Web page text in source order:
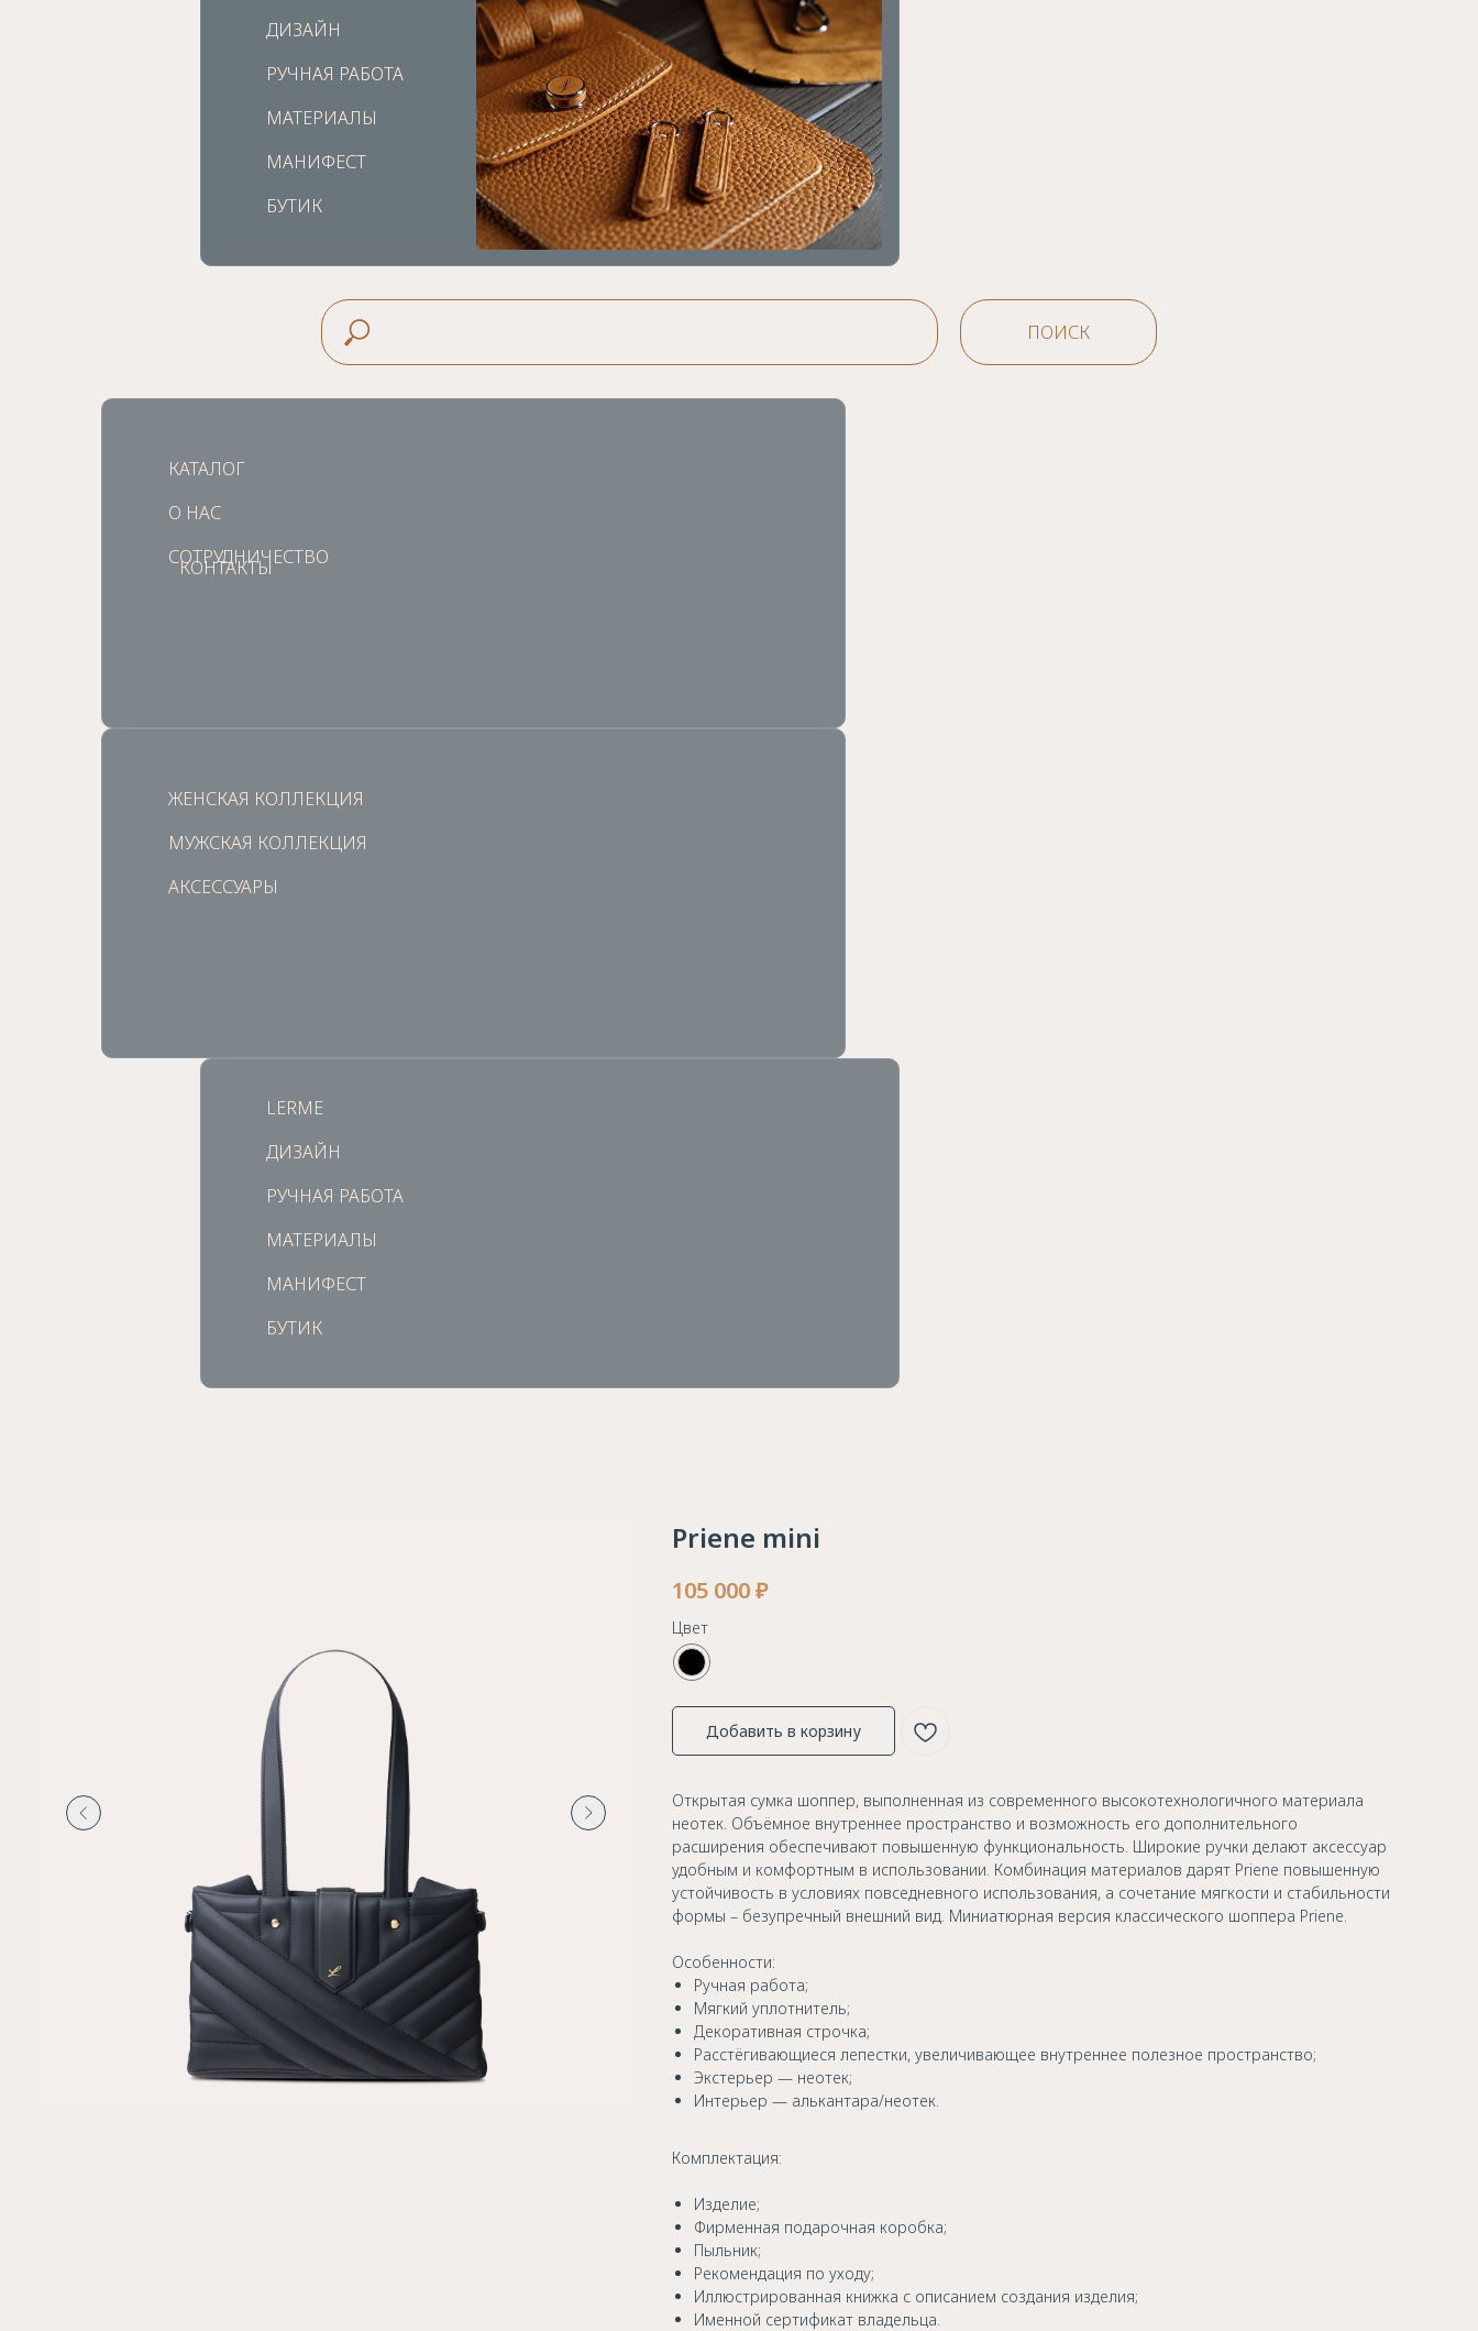
ДИЗАЙН
ДИЗАЙН
РУЧНАЯ РАБОТА
РУЧНАЯ РАБОТА
МАТЕРИАЛЫ
МАТЕРИАЛЫ
МАНИФЕСТ
МАНИФЕСТ
БУТИК
БУТИК
ПОИСК
КАТАЛОГ
КАТАЛОГ
О НАС
О НАС
СОТРУДНИЧЕСТВО
СОТРУДНИЧЕСТВО
КОНТАКТЫ
КОНТАКТЫ
ЖЕНСКАЯ КОЛЛЕКЦИЯ
ЖЕНСКАЯ КОЛЛЕКЦИЯ
МУЖСКАЯ КОЛЛЕКЦИЯ
МУЖСКАЯ КОЛЛЕКЦИЯ
АКСЕССУАРЫ
АКСЕССУАРЫ
LERME
LERME
ДИЗАЙН
ДИЗАЙН
РУЧНАЯ РАБОТА
РУЧНАЯ РАБОТА
МАТЕРИАЛЫ
МАТЕРИАЛЫ
МАНИФЕСТ
МАНИФЕСТ
БУТИК
БУТИК
Priene mini
105 000₽
Цвет
Добавить в корзину
Открытая сумка шоппер, выполненная из современного высокотехнологичного материала
неотек. Объёмное внутреннее пространство и возможность его дополнительного
расширения обеспечивают повышенную функциональность. Широкие ручки делают аксессуар
удобным и комфортным в использовании. Комбинация материалов дарят Priene повышенную
устойчивость в условиях повседневного использования, а сочетание мягкости и стабильности
формы – безупречный внешний вид. Миниатюрная версия классического шоппера Priene.
Особенности:
Ручная работа;
Мягкий уплотнитель;
Декоративная строчка;
Расстёгивающиеся лепестки, увеличивающее внутреннее полезное пространство;
Экстерьер — неотек;
Интерьер — алькантара/неотек.
Комплектация:
Изделие;
Фирменная подарочная коробка;
Пыльник;
Рекомендация по уходу;
Иллюстрированная книжка с описанием создания изделия;
Именной сертификат владельца.